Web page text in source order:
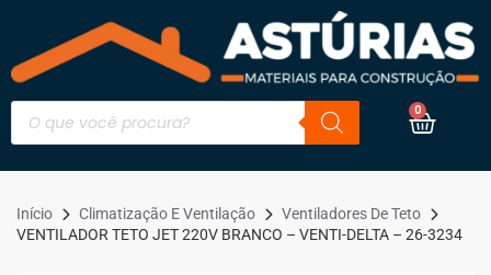
0
Início Climatização E Ventilação
Ventiladores De Teto
VENTILADOR TETO JET 220V BRANCO – VENTI-DELTA – 26-3234